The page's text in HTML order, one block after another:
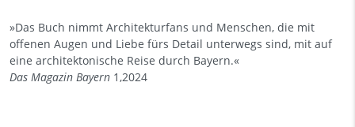
»Das Buch nimmt Architekturfans und Menschen, die mit
offenen Augen und Liebe fürs Detail unterwegs sind, mit auf
eine architektonische Reise durch Bayern.«
Das Magazin Bayern 1,2024